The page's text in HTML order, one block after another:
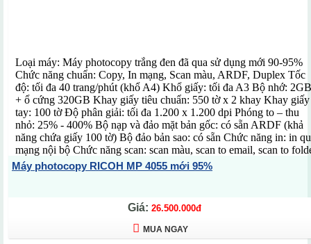
Loại máy: Máy photocopy trắng đen đã qua sử dụng mới 90-95%
Chức năng chuẩn: Copy, In mạng, Scan màu, ARDF, Duplex Tốc
độ: tối đa 40 trang/phút (khổ A4) Khổ giấy: tối đa A3 Bộ nhớ: 2GB
+ ổ cứng 320GB Khay giấy tiêu chuẩn: 550 tờ x 2 khay Khay giấy
tay: 100 tờ Độ phân giải: tối đa 1.200 x 1.200 dpi Phóng to – thu
nhỏ: 25% - 400% Bộ nạp và đảo mặt bản gốc: có sẵn ARDF (khả
năng chứa giấy 100 tờ) Bộ đảo bản sao: có sẵn Chức năng in: in
mạng nội bộ Chức năng scan: scan màu, scan to email, scan to
Chuẩn kết nối: Ethernet 10/100/1000 Chức năng đặc biệt: Màn
LCD SOP màu cảm ứng 10,1 inch, chia bộ bản sao điện tử, quét 1
USB Kích thước: 587 x 684 x 913 mm Trọng lượng: 71 kg Xuất
Trung Quốc (Hãng Ricoh - Nhật Bản) Sử dụng mực: MP6054SP
Bảo hành: 12 tháng (theo số bản chụp)
Máy photocopy RICOH MP 4055 mới 95%
Giá: 26.500.000đ
MUA NGAY